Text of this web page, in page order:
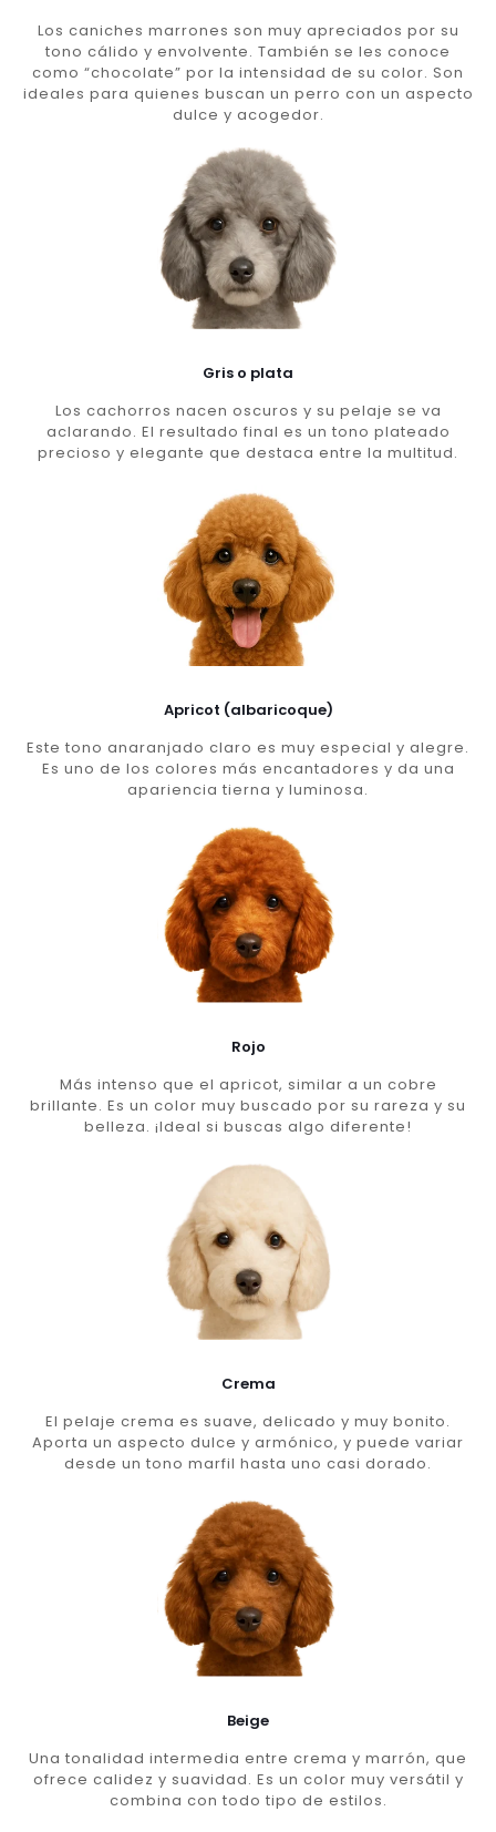
Los caniches marrones son muy apreciados por su
tono cálido y envolvente. También se les conoce
como “chocolate” por la intensidad de su color. Son
ideales para quienes buscan un perro con un aspecto
dulce y acogedor.
Gris o plata
Los cachorros nacen oscuros y su pelaje se va
aclarando. El resultado final es un tono plateado
precioso y elegante que destaca entre la multitud.
Apricot (albaricoque)
Este tono anaranjado claro es muy especial y alegre.
Es uno de los colores más encantadores y da una
apariencia tierna y luminosa.
Rojo
Más intenso que el apricot, similar a un cobre
brillante. Es un color muy buscado por su rareza y su
belleza. ¡Ideal si buscas algo diferente!
Crema
El pelaje crema es suave, delicado y muy bonito.
Aporta un aspecto dulce y armónico, y puede variar
desde un tono marfil hasta uno casi dorado.
Beige
Una tonalidad intermedia entre crema y marrón, que
ofrece calidez y suavidad. Es un color muy versátil y
combina con todo tipo de estilos.